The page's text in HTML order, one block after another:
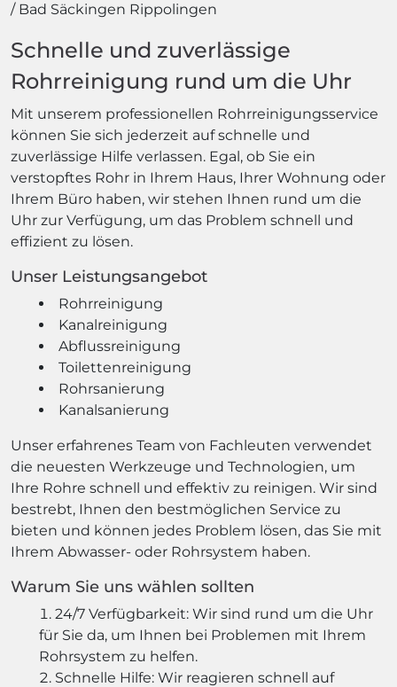
Bad Säckingen Rippolingen
Schnelle und zuverlässige
Rohrreinigung rund um die Uhr
Mit unserem professionellen Rohrreinigungsservice
können Sie sich jederzeit auf schnelle und
zuverlässige Hilfe verlassen. Egal, ob Sie ein
verstopftes Rohr in Ihrem Haus, Ihrer Wohnung oder
Ihrem Büro haben, wir stehen Ihnen rund um die
Uhr zur Verfügung, um das Problem schnell und
effizient zu lösen.
Unser Leistungsangebot
Rohrreinigung
Kanalreinigung
Abflussreinigung
Toilettenreinigung
Rohrsanierung
Kanalsanierung
Unser erfahrenes Team von Fachleuten verwendet
die neuesten Werkzeuge und Technologien, um
Ihre Rohre schnell und effektiv zu reinigen. Wir sind
bestrebt, Ihnen den bestmöglichen Service zu
bieten und können jedes Problem lösen, das Sie mit
Ihrem Abwasser- oder Rohrsystem haben.
Warum Sie uns wählen sollten
24/7 Verfügbarkeit: Wir sind rund um die Uhr
für Sie da, um Ihnen bei Problemen mit Ihrem
Rohrsystem zu helfen.
Schnelle Hilfe: Wir reagieren schnell auf